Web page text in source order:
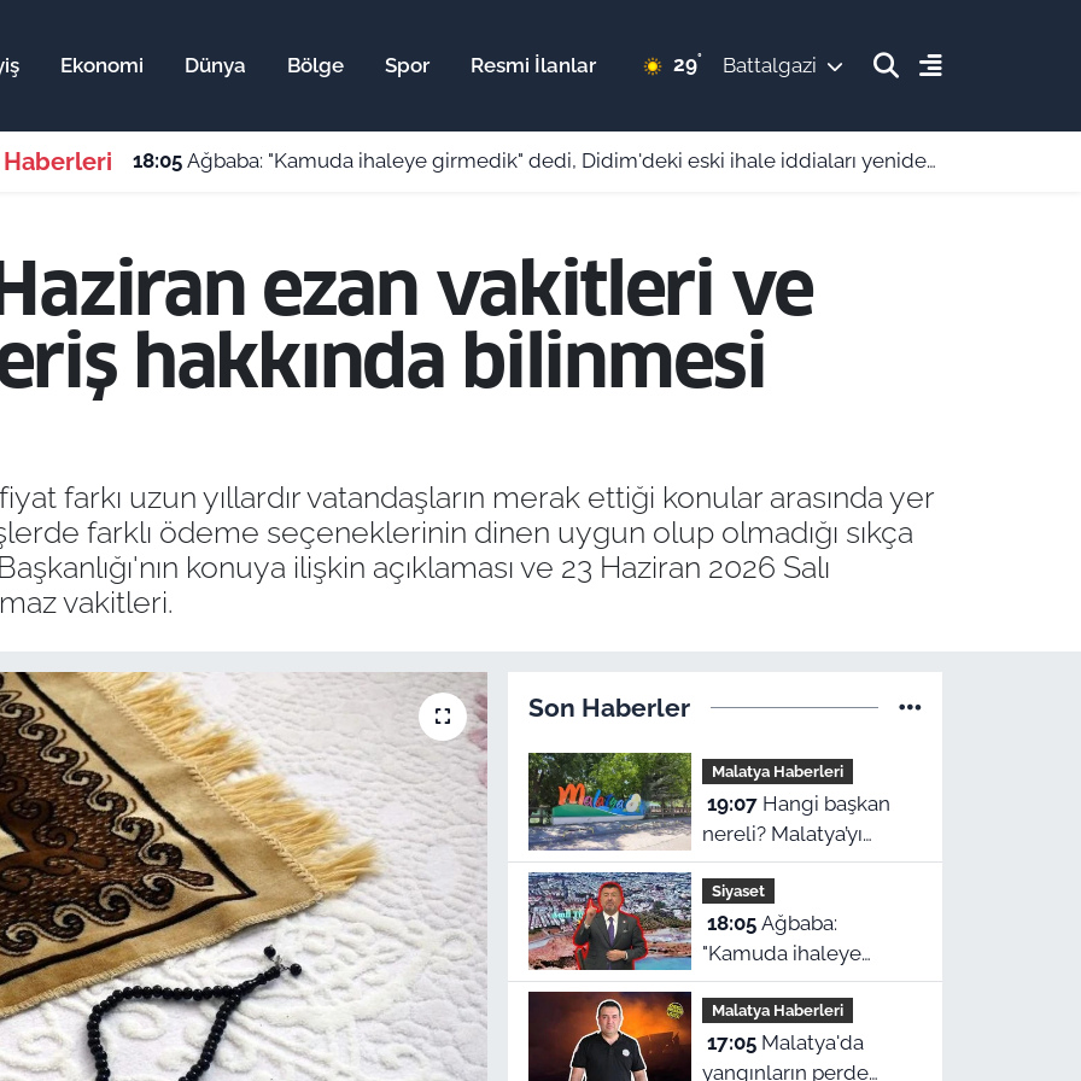
Ekonomi Dünya Bölge Spor Resmi İlanlar 29° Battalgazi
Haberleri 18:05 Ağbaba: "Kamuda ihaleye girmedik" dedi, Didim'deki eski ihale iddiaları yeniden gündeme geldi
ezan vakitleri ve
hakkında bilinmesi
farkı uzun yıllardır vatandaşların merak ettiği konular arasında yer
farklı ödeme seçeneklerinin dinen uygun olup olmadığı sıkça
konuya ilişkin açıklaması ve 23 Haziran 2026 Salı
vakitleri.
Son Haberler
Malatya Haberleri
19:07Hangi başkan
nereli? Malatya’yı
yöneten 14 ismin
şaşırtan memleket
haritası
Siyaset
18:05Ağbaba:
"Kamuda ihaleye
girmedik" dedi,
Didim'deki eski ihale
iddiaları yeniden
gündeme geldi
Malatya Haberleri
17:05Malatya'da
yangınların perde